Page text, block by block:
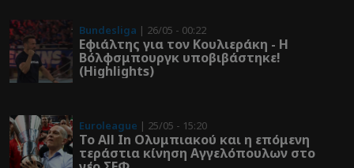
Bundesliga | 26/05 - 00:22
Εφιάλτης για τον Κουλιεράκη - Η
Βόλφσμπουργκ υποβιβάστηκε!
(Highlights)
Euroleague | 25/05 - 15:20
Το All In Ολυμπιακού και η επόμενη
τεράστια κίνηση Αγγελόπουλων στο